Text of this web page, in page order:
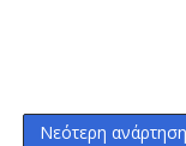
Νεότερη ανάρτηση